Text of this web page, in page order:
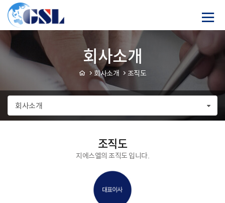
메
컨텐츠 바로가기
회사소개
회사소개 조직도
회사소개
조직도
지에스엘의 조직도 입니다.